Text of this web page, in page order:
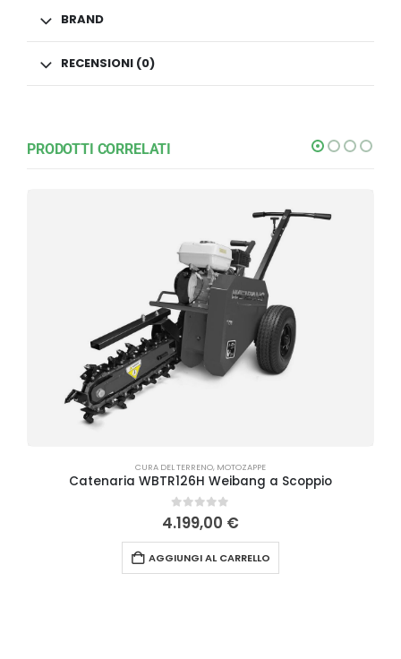
BRAND
RECENSIONI (0)
PRODOTTI CORRELATI
CURA DEL TERRENO, MOTOZAPPE
Catenaria WBTR126H Weibang a Scoppio
0Su 5
4.199,00 €
AGGIUNGI AL CARRELLO